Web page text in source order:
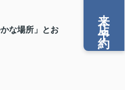
な場所」とお
来店予約